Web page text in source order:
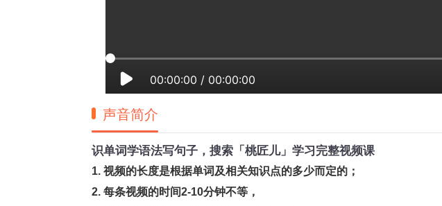
00:00:00 / 00:00:00
声音简介
识单词学语法写句子，搜索「桃匠儿」学习完整视频课
1. 视频的长度是根据单词及相关知识点的多少而定的；
2. 每条视频的时间2-10分钟不等，